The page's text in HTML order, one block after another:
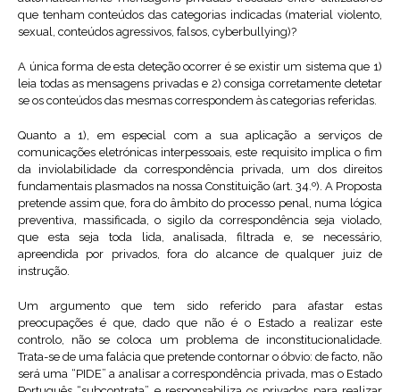
que tenham conteúdos das categorias indicadas (material violento,
sexual, conteúdos agressivos, falsos, cyberbullying)?
A única forma de esta deteção ocorrer é se existir um sistema que 1)
leia todas as mensagens privadas e 2) consiga corretamente detetar
se os conteúdos das mesmas correspondem às categorias referidas.
Quanto a 1), em especial com a sua aplicação a serviços de
comunicações eletrónicas interpessoais, este requisito implica o fim
da inviolabilidade da correspondência privada, um dos direitos
fundamentais plasmados na nossa Constituição (art. 34.º). A Proposta
pretende assim que, fora do âmbito do processo penal, numa lógica
preventiva, massificada, o sigilo da correspondência seja violado,
que esta seja toda lida, analisada, filtrada e, se necessário,
apreendida por privados, fora do alcance de qualquer juiz de
instrução.
Um argumento que tem sido referido para afastar estas
preocupações é que, dado que não é o Estado a realizar este
controlo, não se coloca um problema de inconstitucionalidade.
Trata-se de uma falácia que pretende contornar o óbvio: de facto, não
será uma “PIDE” a analisar a correspondência privada, mas o Estado